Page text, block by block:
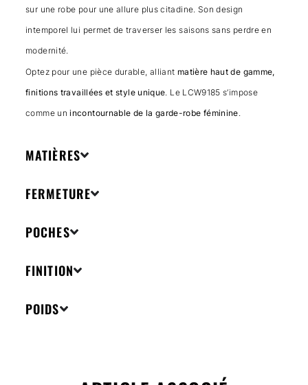
sur une robe pour une allure plus citadine. Son design
intemporel lui permet de traverser les saisons sans perdre en
modernité.
Optez pour une pièce durable, alliant matière haut de gamme,
finitions travaillées et style unique . Le LCW9185 s’impose
comme unincontournable de la garde-robe féminine
MATIÈRES
FERMETURE
POCHES
FINITION
POIDS